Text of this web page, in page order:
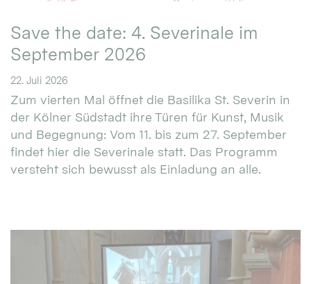
Save the date: 4. Severinale im
September 2026
22. Juli 2026
Zum vierten Mal öffnet die Basilika St. Severin in
der Kölner Südstadt ihre Türen für Kunst, Musik
und Begegnung: Vom 11. bis zum 27. September
findet hier die Severinale statt. Das Programm
versteht sich bewusst als Einladung an alle.